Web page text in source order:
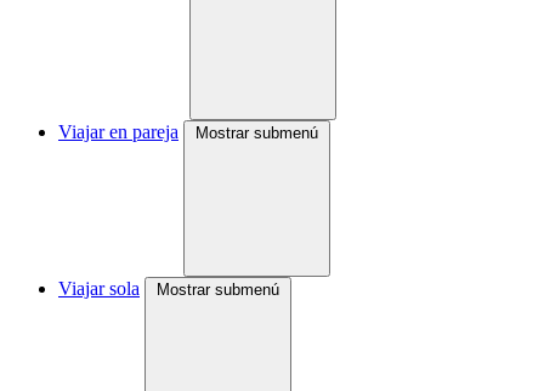
Viajar en pareja Mostrar submenú
Viajar sola Mostrar submenú